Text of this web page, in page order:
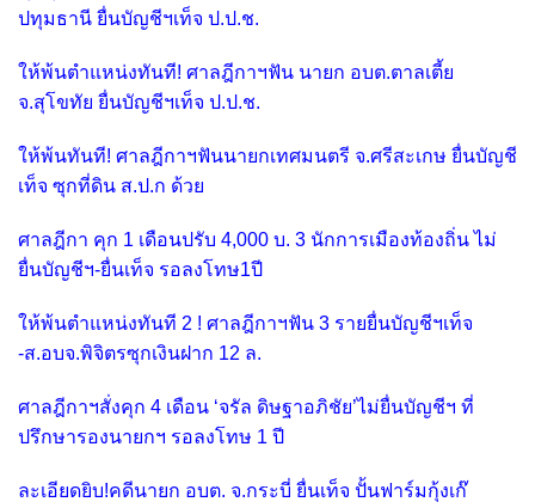
ปทุมธานี ยื่นบัญชีฯเท็จ ป.ป.ช.
ให้พ้นตำแหน่งทันที! ศาลฎีกาฯฟัน นายก อบต.ตาลเตี้ย
จ.สุโขทัย ยื่นบัญชีฯเท็จ ป.ป.ช.
ให้พ้นทันที! ศาลฎีกาฯฟันนายกเทศมนตรี จ.ศรีสะเกษ ยื่นบัญชี
เท็จ ซุกที่ดิน ส.ป.ก ด้วย
ศาลฎีกา คุก 1 เดือนปรับ 4,000 บ. 3 นักการเมืองท้องถิ่น ไม่
ยื่นบัญชีฯ-ยื่นเท็จ รอลงโทษ1ปี
ให้พ้นตำแหน่งทันที 2 ! ศาลฎีกาฯฟัน 3 รายยื่นบัญชีฯเท็จ
-ส.อบจ.พิจิตรซุกเงินฝาก 12 ล.
ศาลฎีกาฯสั่งคุก 4 เดือน ‘จรัล ดิษฐาอภิชัย’ไม่ยื่นบัญชีฯ ที่
ปรึกษารองนายกฯ รอลงโทษ 1 ปี
ละเอียดยิบ!คดีนายก อบต. จ.กระบี่ ยื่นเท็จ ปั้นฟาร์มกุ้งเก๊